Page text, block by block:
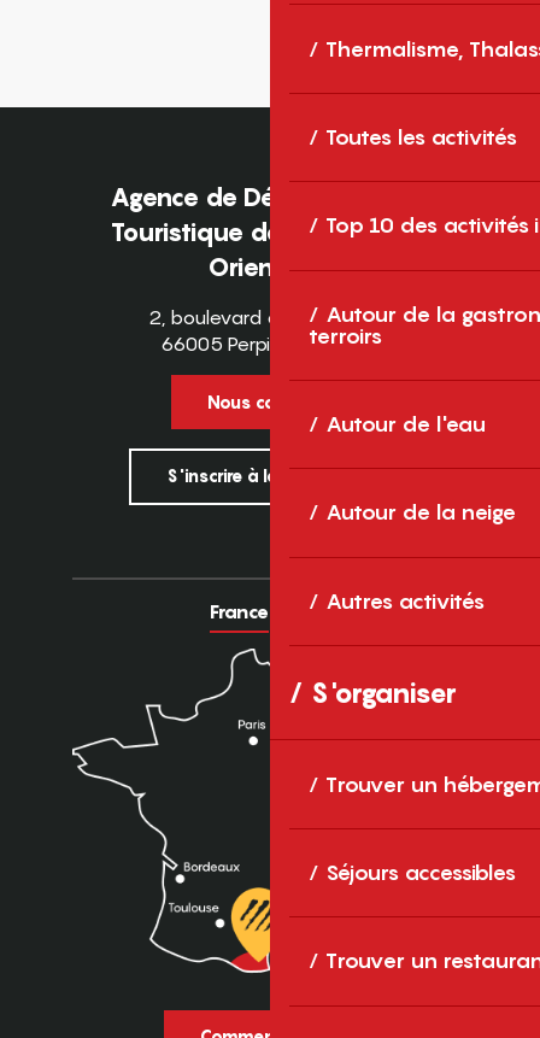
Thermalisme,
Toutes les activités
Top 10 des activités
Autour de la
terroirs
Autour de l'eau
Autour de la neige
Autres activités
S'organiser
Trouver un
Séjours accessibles
Trouver un
Agence de Développement
Touristique des Pyrénées-
Orientales
2, boulevard des Pyrénées
66005 Perpignan Cedex
Nous contacter
S'inscrire à la newsletter
France Europe